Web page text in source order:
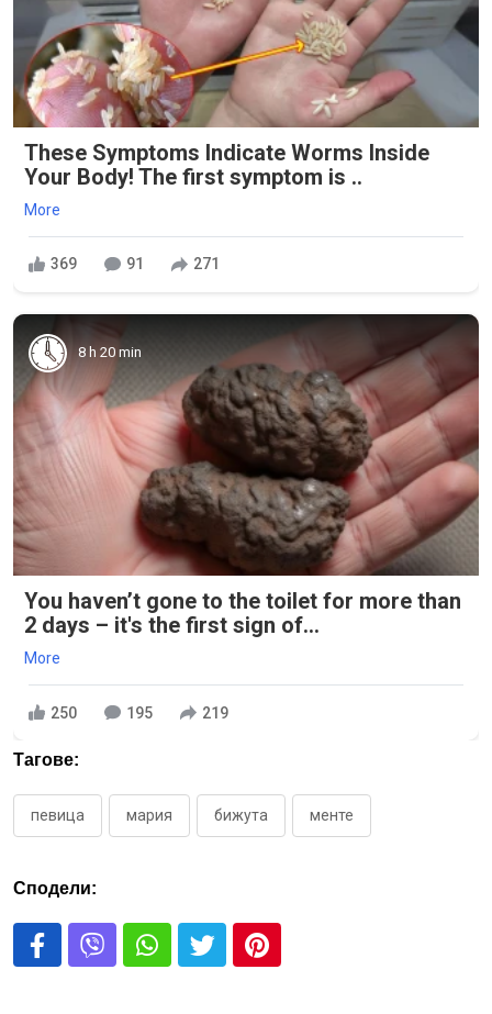
These Symptoms Indicate Worms Inside
Your Body! The first symptom is ..
More
369 91 271
8 h 20 min
You haven’t gone to the toilet for more than
2 days – it's the first sign of...
More
250 195 219
Тагове:
певица мария бижута менте
Сподели: